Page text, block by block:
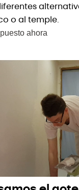
o al temple.
ahora